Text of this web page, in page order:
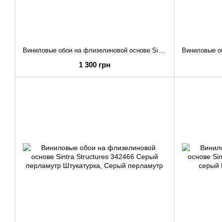
Виниловые обои на флизелиновой основе Sintra Structures 342404 Молочный Штукатурка
1 300 грн